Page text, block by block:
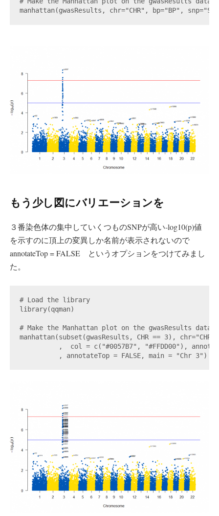
manhattan(gwasResults, chr="CHR", bp="BP",
もう少し図にバリエーションを
３番染色体の集中していくつものSNPが高い-log10(p)値
を示すのに頂上の変異しか名前が表示されないので
annotateTop = FALSE というオプションをつけてみまし
た。
# Load the library
library(qqman)
# Make the Manhattan plot on the gwasResults
manhattan(subset(gwasResults, CHR == 3),
,  col = c("#0057B7", "#FFDD00"),